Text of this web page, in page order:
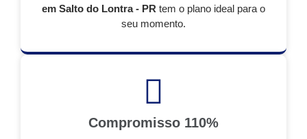
em Salto do Lontra - PR tem o plano ideal para o
seu momento.
Compromisso 110%